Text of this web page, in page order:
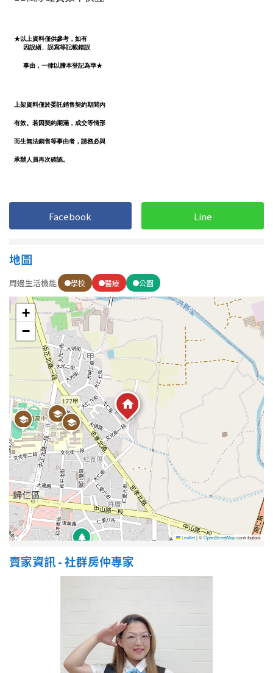
Facebook Line
地圖
周邊生活機能 學校 醫療 公園
+
−
Leaflet|©OpenStreetMapcontributors
賣家資訊 - 社群房仲專家